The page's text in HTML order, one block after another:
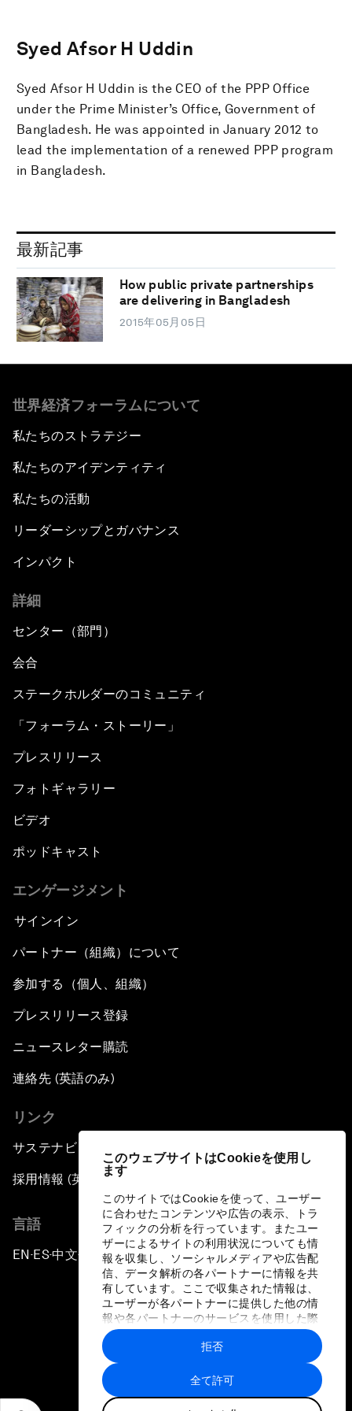
このウェブサイトはCookieを使用し
ます
このサイトではCookieを使って、ユーザー
に合わせたコンテンツや広告の表示、トラ
フィックの分析を行っています。またユー
ザーによるサイトの利用状況についても情
報を収集し、ソーシャルメディアや広告配
信、データ解析の各パートナーに情報を共
有しています。ここで収集された情報は、
ユーザーが各パートナーに提供した他の情
報や各パートナーのサービスを使用した際
に収集された情報と組み合わされ、各パー
トナーによって使用されることがありま
す。
全て許可
拒否
Syed Afsor H Uddin
Syed Afsor H Uddin is the CEO of the PPP Office
under the Prime Minister’s Office, Government of
Bangladesh. He was appointed in January 2012 to
lead the implementation of a renewed PPP program
in Bangladesh.
最新記事
How public private partnerships
are delivering in Bangladesh
2015年05月05日
世界経済フォーラムについて
私たちのストラテジー
私たちのアイデンティティ
私たちの活動
リーダーシップとガバナンス
インパクト
詳細
センター（部門）
会合
ステークホルダーのコミュニティ
「フォーラム・ストーリー」
プレスリリース
フォトギャラリー
ビデオ
ポッドキャスト
エンゲージメント
サインイン
パートナー（組織）について
参加する（個人、組織）
プレスリリース登録
ニュースレター購読
連絡先 (英語のみ)
リンク
サステナビリティへの取り組み
採用情報 (英語のみ)
言語
EN ▪ES▪中文▪ 日本語
プライバシーポリシーと利用規約
サイトマップ